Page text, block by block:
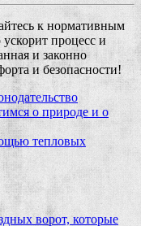
к нормативным
процесс и
и законно
и безопасности!
о природе и о
тепловых
ворот, которые